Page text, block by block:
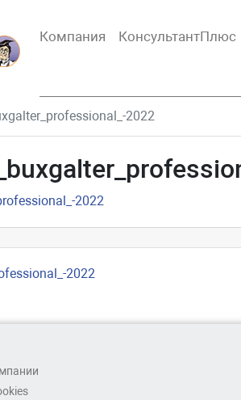
Компания КонсультантПлюс
2022
2022
2022